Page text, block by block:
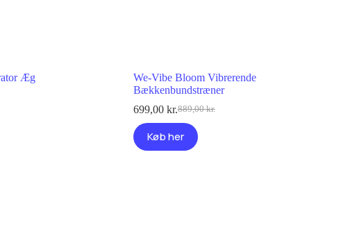
Æg
We-Vibe Bloom Vibrerende
Bækkenbundstræner
889,00kr.
Den
oprindelige
pris
var:
699,00 kr.Den
aktuelle
pris
er:
Køb her